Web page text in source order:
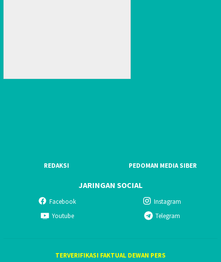
REDAKSI PEDOMAN MEDIA SIBER
JARINGAN SOCIAL
Facebook
Instagram
Youtube
Telegram
TERVERIFIKASI FAKTUAL DEWAN PERS